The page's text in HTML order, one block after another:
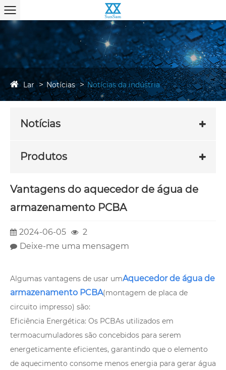
Lar Notícias Notícias da indústria
Notícias
Produtos
Vantagens do aquecedor de água de
armazenamento PCBA
2024-06-05
2
Deixe-me uma mensagem
Algumas vantagens de usar umAquecedor de água de
armazenamento PCBA(montagem de placa de
circuito impresso) são:
Eficiência Energética: Os PCBAs utilizados em
termoacumuladores são concebidos para serem
energeticamente eficientes, garantindo que o elemento
de aquecimento consome menos energia para gerar água